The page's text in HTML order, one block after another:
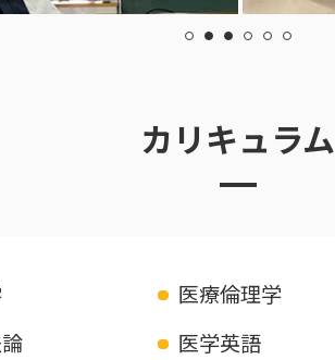
カリキュラム
医療倫理学
医学英語